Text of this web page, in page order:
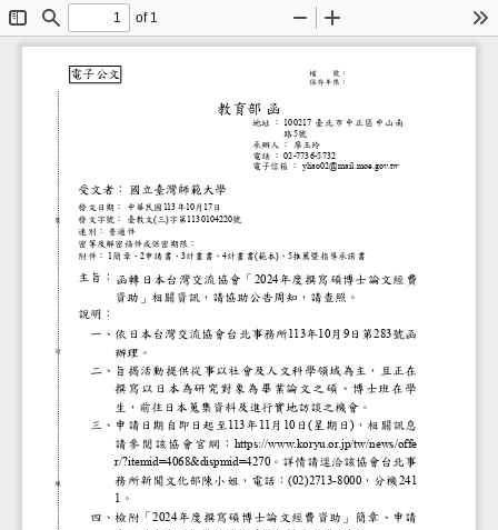
Toggle
Sidebar
Find
of 1
Zoom
Out
In
主旨：
說明：
教育部
受文者：國立臺灣師範大學
發文日期：
中華民國
113年10月 17日
發文字號：
臺教文
(三)字第1130104220
號
速別：普通件
密等及解密條件或保密期限：
附件：
1 簡章、
2申請書、
3計畫書、
4計畫書
(範本
)、 5推薦暨指導承諾書
函轉日本台灣交流協會「
2024年度撰寫碩博士論文經費
資助」相關資訊，請協助公告周知，請查照。
一、
二、
三、
四、
依日本台灣交流協會台北事務所
113
年10月 9 日第283號函
辦理。
旨揭活動提供從事以社會及人文科學領域為
撰寫以日本為研究對象為畢業論文之碩、
生，前往日本蒐集資料及進行實地訪談之機
申請日期自即日起至
113年11月 10日 (星期日
) ，相關訊息
請參閱該協會官網：https://www.koryu.or.jp/tw/news/
r/?itemid=4068&dispmid=4270。詳情請逕洽該協會台北
務所新聞文化部陳小姐，電話：
(02)2713-8000
，分機
241
1 。
檢附「
2024年度撰寫碩博士論文經費資助」簡章
裝
訂
線
檔
號：
保存年限：
電子公文
函
地址
： 100217臺 北 市 中 正 區 中 山
路5號
承辦人
： 廖玉玲
電話
： 02-7736-5732
電子信箱
： yliao02@mail.moe.gov.tw